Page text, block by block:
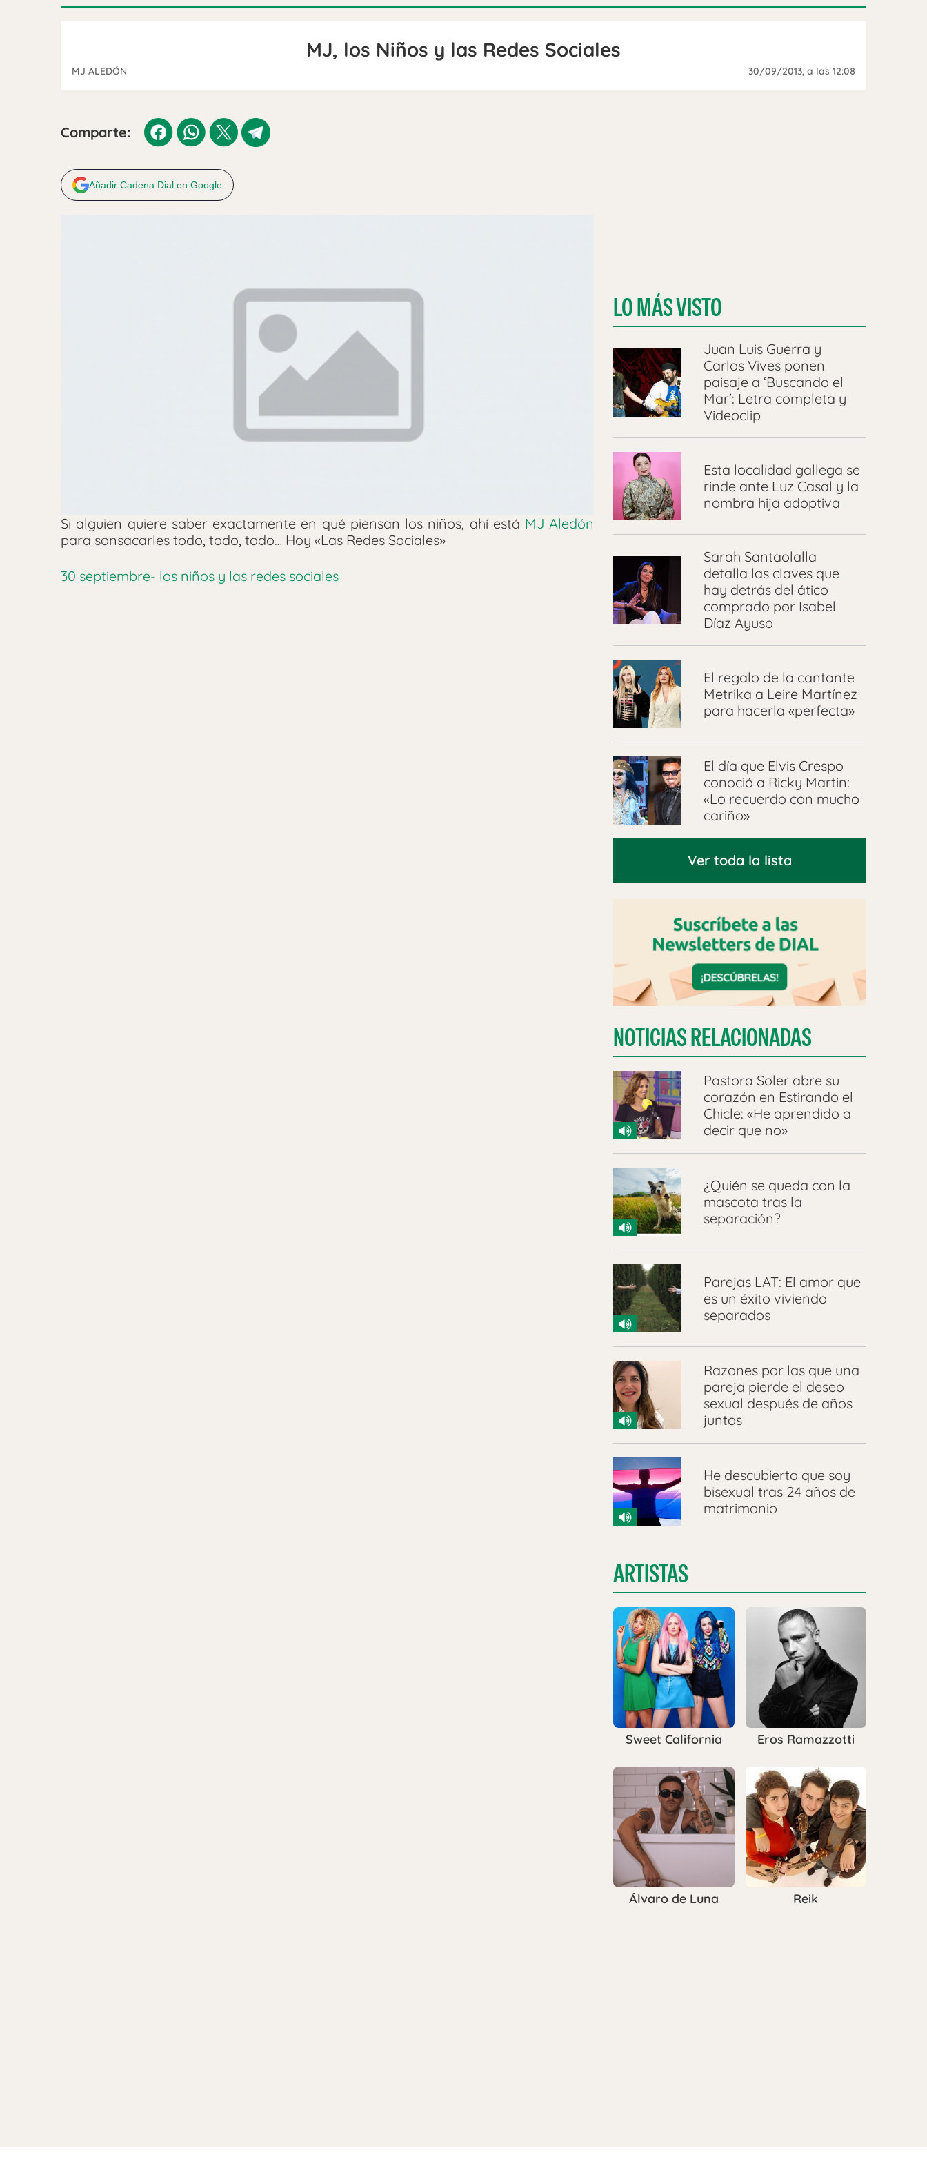
MJ, los Niños y las Redes Sociales
MJ ALEDÓN 30/09/2013, a las 12:08
Comparte:
Añadir Cadena Dial en Google
Si alguien quiere saber exactamente en qué piensan los niños, ahí está MJ Aledón
para sonsacarles todo, todo, todo… Hoy «Las Redes Sociales»
30 septiembre- los niños y las redes sociales
LO MÁS VISTO
Juan Luis Guerra y
Carlos Vives ponen
paisaje a ‘Buscando el
Mar’: Letra completa y
Videoclip
Esta localidad gallega se
rinde ante Luz Casal y la
nombra hija adoptiva
Sarah Santaolalla
detalla las claves que
hay detrás del ático
comprado por Isabel
Díaz Ayuso
El regalo de la cantante
Metrika a Leire Martínez
para hacerla «perfecta»
El día que Elvis Crespo
conoció a Ricky Martin:
«Lo recuerdo con mucho
cariño»
Ver toda la lista
NOTICIAS RELACIONADAS
Pastora Soler abre su
corazón en Estirando el
Chicle: «He aprendido a
decir que no»
¿Quién se queda con la
mascota tras la
separación?
Parejas LAT: El amor que
es un éxito viviendo
separados
Razones por las que una
pareja pierde el deseo
sexual después de años
juntos
He descubierto que soy
bisexual tras 24 años de
matrimonio
ARTISTAS
Sweet California Eros Ramazzotti
Álvaro de Luna Reik